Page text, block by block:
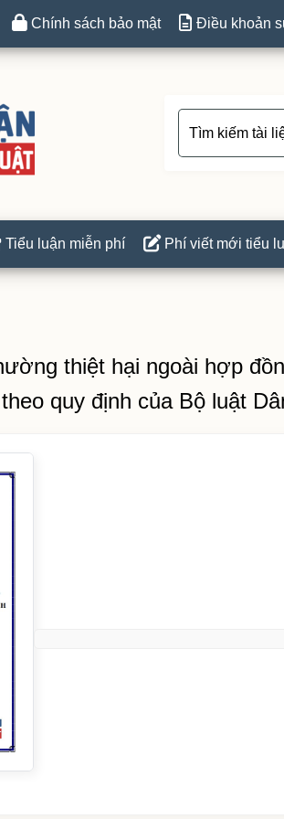
Chính sách bảo mật Điều khoản
Tiểu luận miễn phí Phí viết mới tiểu
thiệt hại ngoài hợp
quy định của Bộ luật